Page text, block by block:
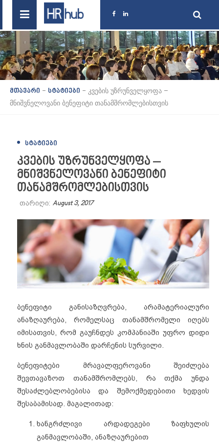
მთავარი - სტატიები - კვების უზრუნველყოფა –
მნიშვნელოვანი ბენეფიტი თანამშრომლებისთვის
ᲡᲢᲐᲢᲘᲔᲑᲘ
კვების უზრუნველყოფა –
მნიშვნელოვანი ბენეფიტი
თანამშრომლებისთვის
თარიღი: August 3, 2017
ბენეფიტი განისაზღვრება, არამატერიალური
ანაზღაურება, რომელსაც თანამშრომელი იღებს
იმისათვის, რომ გაუჩნდეს კომპანიაში უფრო დიდი
ხნის განმავლობაში დარჩენის სურვილი.
ბენეფიტები მრავალფეროვანი შეიძლება
შევთავაზოთ თანამშრომლებს, რა თქმა უნდა
შესაძლებლობებისა და შემოქმედებითი ხედვის
შესაბამისად. მაგალითად:
ხანგრძლივი არდადეგები ზაფხულის
განმავლობაში, ანაზღაურებით